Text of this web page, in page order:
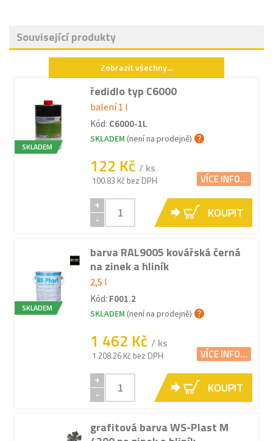
Související produkty
Zobrazit všechny...
SKLADEM
ředidlo typ C6000
balení 1 l
Kód: C6000-1L
SKLADEM (není na prodejně)
122 Kč / ks
100.83 Kč bez DPH VÍCE INFO...
+
-
KOUPIT
SKLADEM
barva RAL9005 kovářská černá
na zinek a hliník
2,5 l
Kód: F001.2
SKLADEM (není na prodejně)
1 462 Kč / ks
1 208.26 Kč bez DPH VÍCE INFO...
+
-
KOUPIT
grafitová barva WS-Plast M